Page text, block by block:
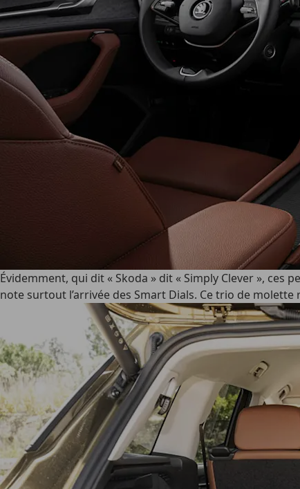
Évidemment, qui dit « Skoda » dit « Simply Clever »,
note surtout l’arrivée des Smart Dials. Ce trio de